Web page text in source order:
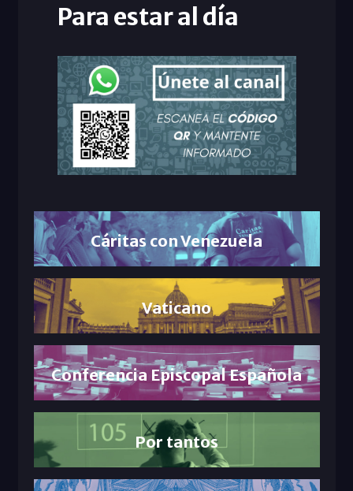
Para estar al día
Cáritas con Venezuela
Vaticano
Conferencia Episcopal Española
Por tantos